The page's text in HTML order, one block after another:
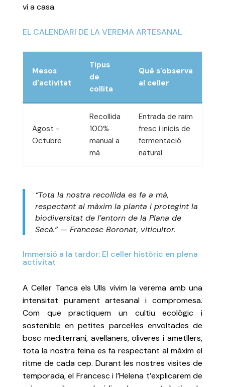
vi a casa.
EL CALENDARI DE LA VEREMA ARTESANAL
Mesos
d'activitat
Tipus
de
collita
Què s'observa
al celler
Agost -
Octubre
Recollida
100%
manual a
mà
Entrada de raïm
fresc i inicis de
fermentació
natural
“Tota la nostra recollida es fa a mà,
respectant al màxim la planta i protegint la
biodiversitat de l’entorn de la Plana de
Secà.” — Francesc Boronat, viticultor.
Immersió a la tardor: El celler històric en plena
activitat
A Celler Tanca els Ulls vivim la verema amb una
intensitat purament artesanal i compromesa.
Com que practiquem un cultiu ecològic i
sostenible en petites parcel·les envoltades de
bosc mediterrani, avellaners, oliveres i ametllers,
tota la nostra feina es fa respectant al màxim el
ritme de cada cep. Durant les nostres visites de
temporada, el Francesc i l’Helena t’explicarem de